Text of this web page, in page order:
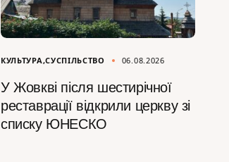
КУЛЬТУРА СУСПІЛЬСТВО 06.08.2026
У Жовкві після шестирічної
реставрації відкрили церкву зі
списку ЮНЕСКО